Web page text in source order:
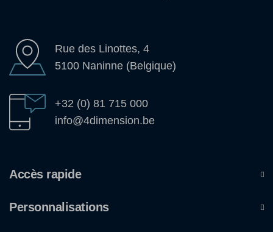
Rue des Linottes, 4
5100 Naninne (Belgique)
+32 (0) 81 715 000
info@4dimension.be
Accès rapide
Personnalisations